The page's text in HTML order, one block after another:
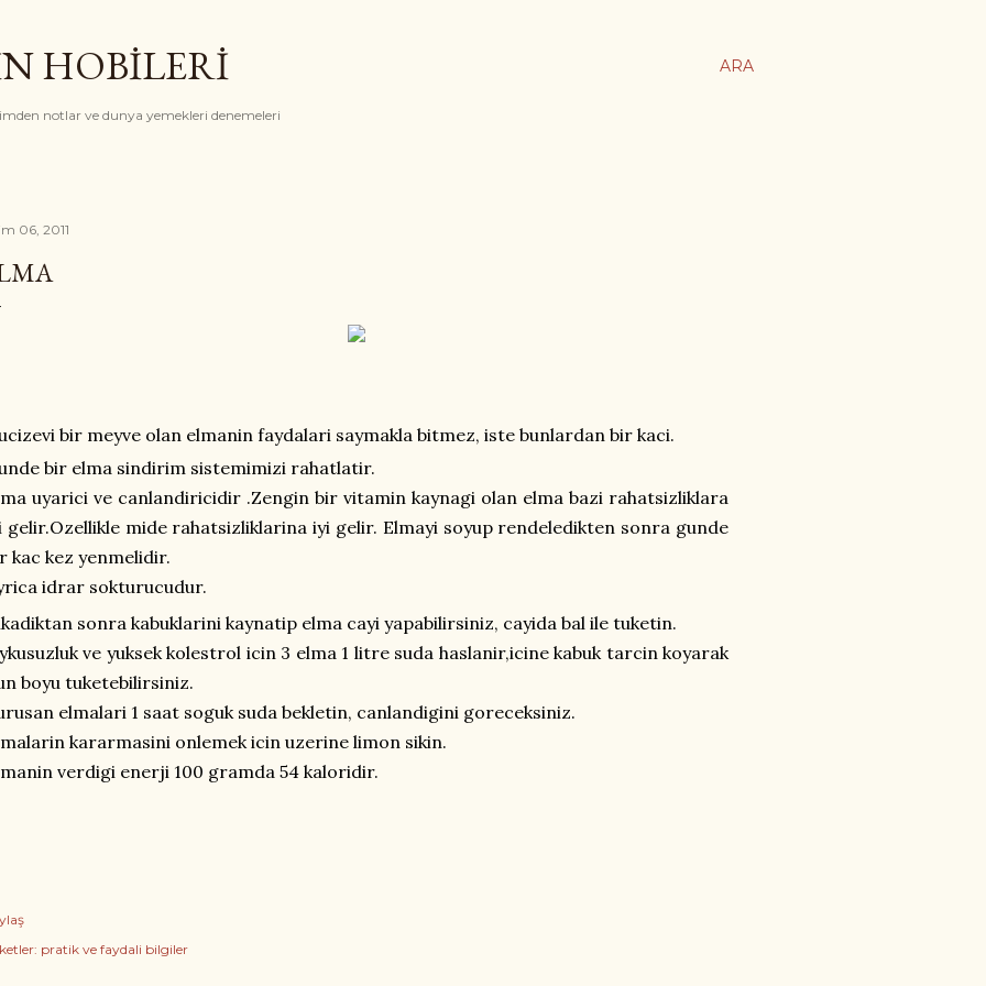
ARA
HOBİLERİ
notlar ve dunya yemekleri denemeleri
06, 2011
bir meyve olan elmanin faydalari saymakla bitmez, iste bunlardan bir kaci.
bir elma sindirim sistemimizi rahatlatir.
uyarici ve canlandiricidir .Zengin bir vitamin kaynagi olan elma bazi rahatsizliklara
gelir.Ozellikle mide rahatsizliklarina iyi gelir. Elmayi soyup rendeledikten sonra gunde
kac kez yenmelidir.
idrar sokturucudur.
sonra kabuklarini kaynatip elma cayi yapabilirsiniz, cayida bal ile tuketin.
ve yuksek kolestrol icin 3 elma 1 litre suda haslanir,icine kabuk tarcin koyarak
boyu tuketebilirsiniz.
elmalari 1 saat soguk suda bekletin, canlandigini goreceksiniz.
kararmasini onlemek icin uzerine limon sikin.
verdigi enerji 100 gramda 54 kaloridir.
pratik ve faydali bilgiler